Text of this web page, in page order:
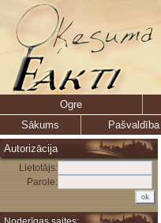
Ogre
Sākums
Pašvaldība
Autorizācija
Lietotājs:
Parole: